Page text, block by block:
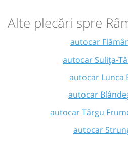
Alte plecări spre
autocar
autocar Sulița-
autocar Lunca
autocar
autocar Târgu
autocar